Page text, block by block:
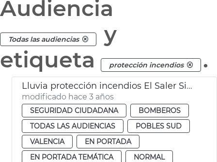
Audiencia
Todas las audiencias
y
etiqueta
protección incendios .
Lluvia protección incendios El Saler Sideinfo
modificado hace 3 años
SEGURIDAD CIUDADANA
BOMBEROS
TODAS LAS AUDIENCIAS
POBLES SUD
VALENCIA
EN PORTADA
EN PORTADA TEMÁTICA
NORMAL